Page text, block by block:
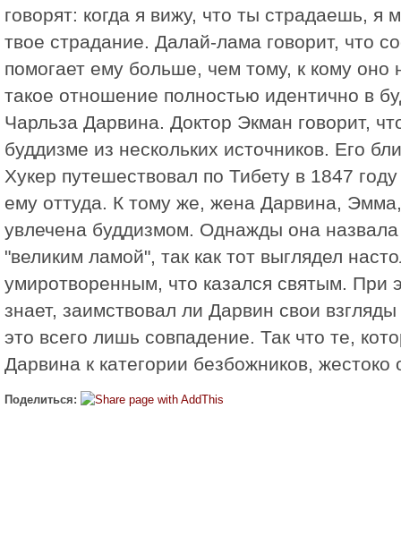
говорят: когда я вижу, что ты страдаешь, я
твое страдание. Далай-лама говорит, что
помогает ему больше, чем тому, к кому оно
такое отношение полностью идентично в
Чарльза Дарвина. Доктор Экман говорит,
буддизме из нескольких источников. Его
Хукер путешествовал по Тибету в 1847
ему оттуда. К тому же, жена Дарвина,
увлечена буддизмом. Однажды она назвала
"великим ламой", так как тот выглядел
умиротворенным, что казался святым. При
знает, заимствовал ли Дарвин свои
это всего лишь совпадение. Так что те,
Дарвина к категории безбожников,
Поделиться: